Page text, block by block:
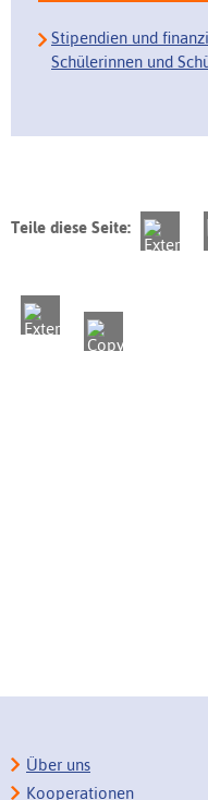
Stipendien und
Schülerinnen und
Teile diese Seite:
Über uns
Kooperationen